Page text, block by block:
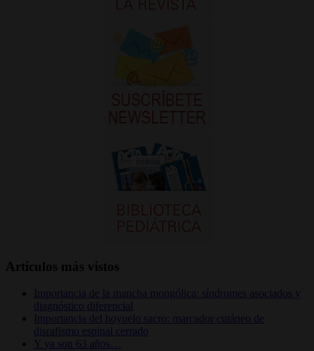
Artículos más vistos
Importancia de la mancha mongólica: síndromes asociados y
diagnóstico diferencial
Importancia del hoyuelo sacro: marcador cutáneo de
disrafismo espinal cerrado
Y ya son 63 años…